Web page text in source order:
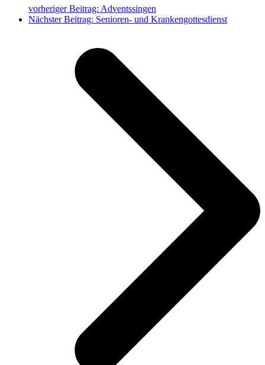
vorheriger Beitrag: Adventssingen
Nächster Beitrag: Senioren- und Krankengottesdienst